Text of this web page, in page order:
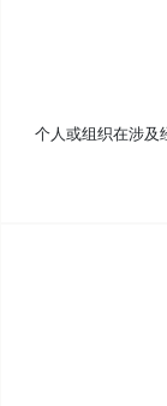
个人或组织在涉及